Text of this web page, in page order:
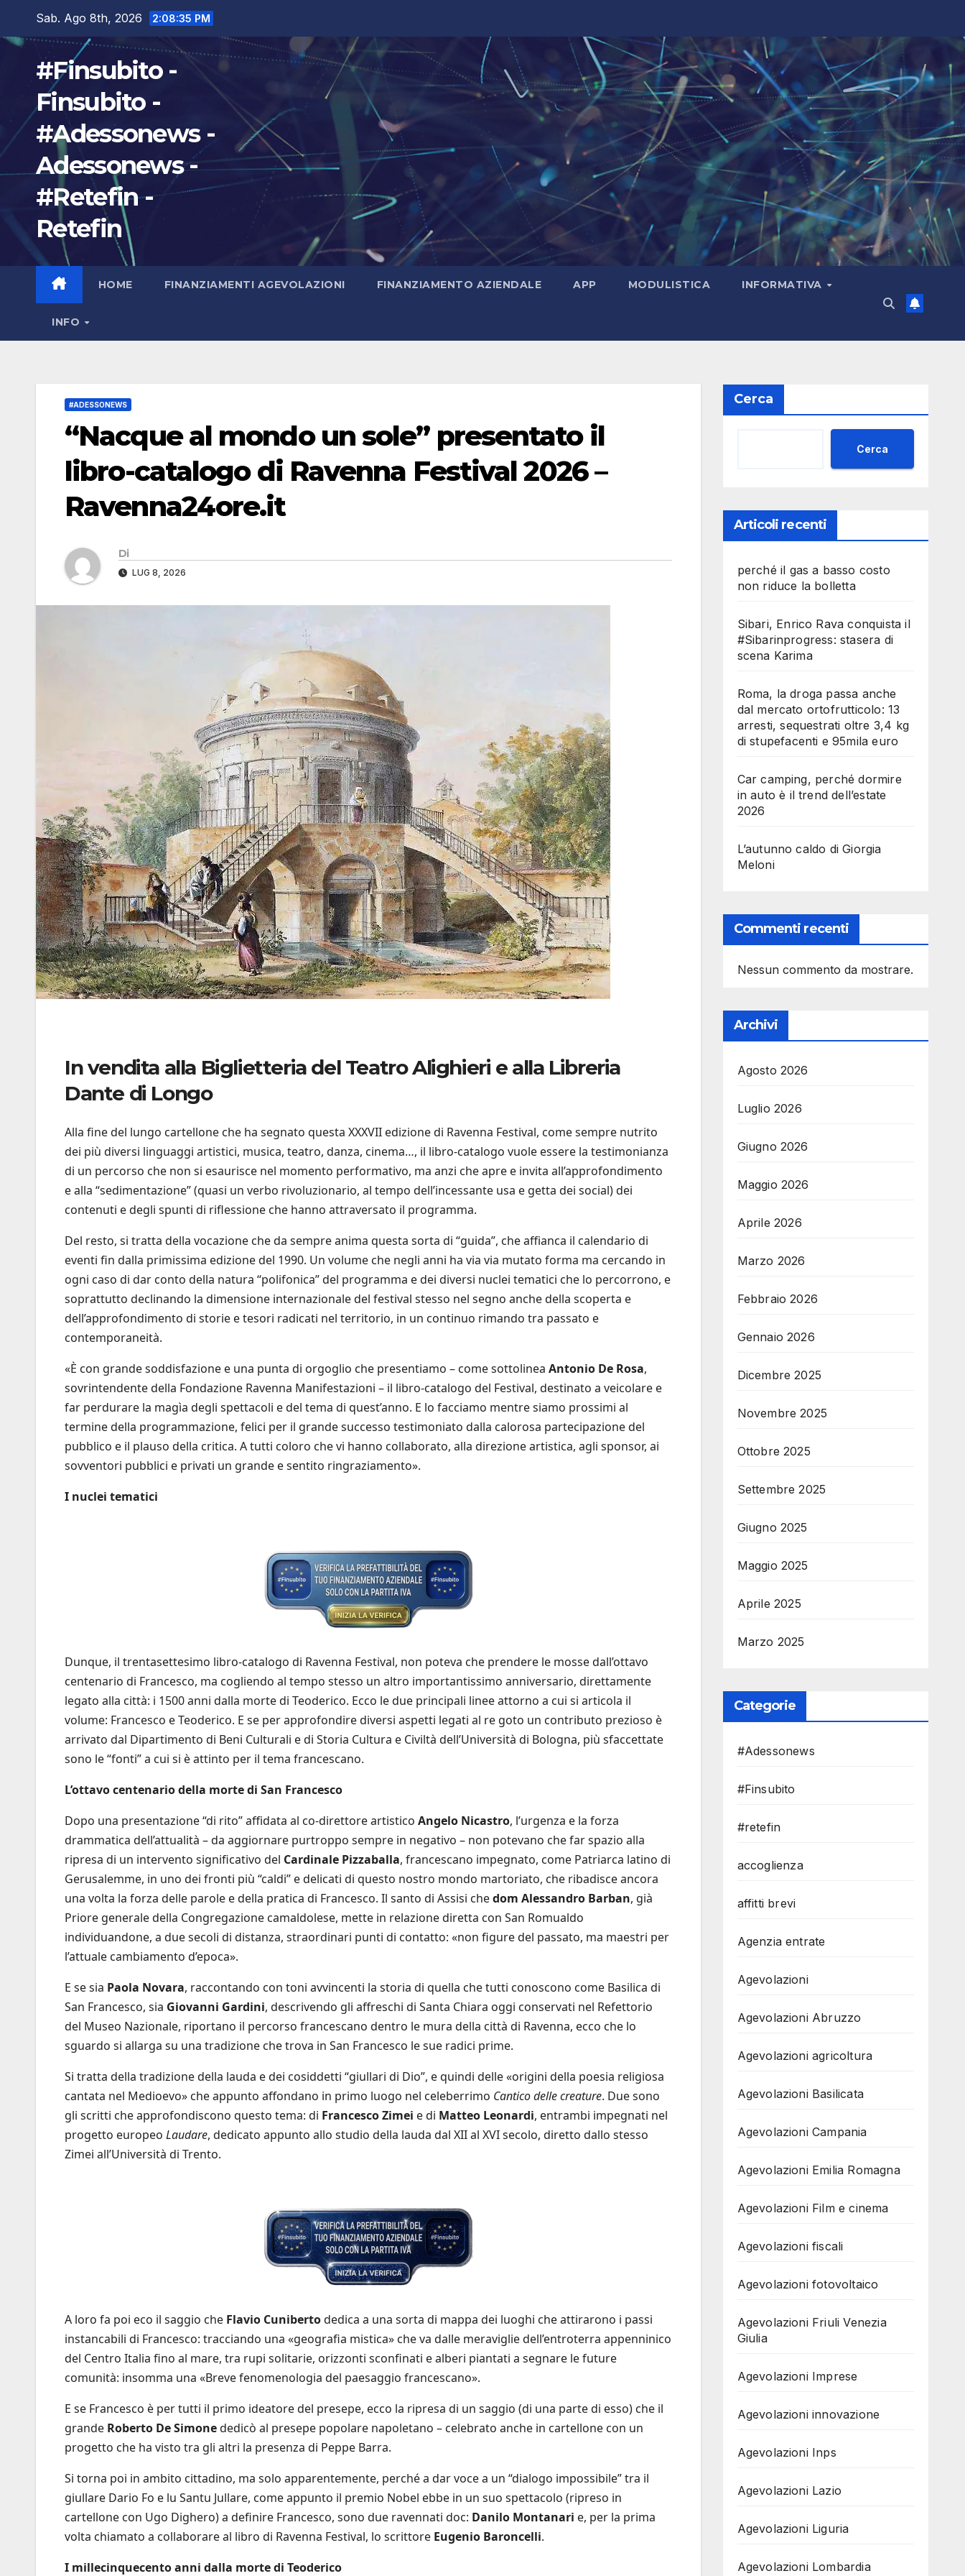
Sab. Ago 8th, 2026 2:08:36 PM
#Finsubito -
Finsubito -
#Adessonews -
Adessonews -
#Retefin -
Retefin
HOME FINANZIAMENTI AGEVOLAZIONI FINANZIAMENTO AZIENDALE APP MODULISTICA INFORMATIVA
INFO
#ADESSONEWS
“Nacque al mondo un sole” presentato il
libro-catalogo di Ravenna Festival 2026 –
Ravenna24ore.it
Di
LUG 8, 2026
In vendita alla Biglietteria del Teatro Alighieri e alla Libreria
Dante di Longo
Alla fine del lungo cartellone che ha segnato questa XXXVII edizione di Ravenna Festival, come sempre nutrito
dei più diversi linguaggi artistici, musica, teatro, danza, cinema…, il libro-catalogo vuole essere la testimonianza
di un percorso che non si esaurisce nel momento performativo, ma anzi che apre e invita all’approfondimento
e alla “sedimentazione” (quasi un verbo rivoluzionario, al tempo dell’incessante usa e getta dei social) dei
contenuti e degli spunti di riflessione che hanno attraversato il programma.
Del resto, si tratta della vocazione che da sempre anima questa sorta di “guida”, che affianca il calendario di
eventi fin dalla primissima edizione del 1990. Un volume che negli anni ha via via mutato forma ma cercando in
ogni caso di dar conto della natura “polifonica” del programma e dei diversi nuclei tematici che lo percorrono, e
soprattutto declinando la dimensione internazionale del festival stesso nel segno anche della scoperta e
dell’approfondimento di storie e tesori radicati nel territorio, in un continuo rimando tra passato e
contemporaneità.
«È con grande soddisfazione e una punta di orgoglio che presentiamo – come sottolinea Antonio De Rosa,
sovrintendente della Fondazione Ravenna Manifestazioni – il libro-catalogo del Festival, destinato a veicolare e
far perdurare la magìa degli spettacoli e del tema di quest’anno. E lo facciamo mentre siamo prossimi al
termine della programmazione, felici per il grande successo testimoniato dalla calorosa partecipazione del
pubblico e il plauso della critica. A tutti coloro che vi hanno collaborato, alla direzione artistica, agli sponsor, ai
sovventori pubblici e privati un grande e sentito ringraziamento».
I nuclei tematici
Dunque, il trentasettesimo libro-catalogo di Ravenna Festival, non poteva che prendere le mosse dall’ottavo
centenario di Francesco, ma cogliendo al tempo stesso un altro importantissimo anniversario, direttamente
legato alla città: i 1500 anni dalla morte di Teoderico. Ecco le due principali linee attorno a cui si articola il
volume: Francesco e Teoderico. E se per approfondire diversi aspetti legati al re goto un contributo prezioso è
arrivato dal Dipartimento di Beni Culturali e di Storia Cultura e Civiltà dell’Università di Bologna, più sfaccettate
sono le “fonti” a cui si è attinto per il tema francescano.
L’ottavo centenario della morte di San Francesco
Dopo una presentazione “di rito” affidata al co-direttore artistico Angelo Nicastro, l’urgenza e la forza
drammatica dell’attualità – da aggiornare purtroppo sempre in negativo – non potevano che far spazio alla
ripresa di un intervento significativo del Cardinale Pizzaballa, francescano impegnato, come Patriarca latino di
Gerusalemme, in uno dei fronti più “caldi” e delicati di questo nostro mondo martoriato, che ribadisce ancora
una volta la forza delle parole e della pratica di Francesco. Il santo di Assisi chedom Alessandro Barban, già
Priore generale della Congregazione camaldolese, mette in relazione diretta con San Romualdo
individuandone, a due secoli di distanza, straordinari punti di contatto: «non figure del passato, ma maestri per
l’attuale cambiamento d’epoca».
E se sia Paola Novara, raccontando con toni avvincenti la storia di quella che tutti conoscono come Basilica di
San Francesco, sia Giovanni Gardini, descrivendo gli affreschi di Santa Chiara oggi conservati nel Refettorio
del Museo Nazionale, riportano il percorso francescano dentro le mura della città di Ravenna, ecco che lo
sguardo si allarga su una tradizione che trova in San Francesco le sue radici prime.
Si tratta della tradizione della lauda e dei cosiddetti “giullari di Dio”, e quindi delle «origini della poesia religiosa
cantata nel Medioevo» che appunto affondano in primo luogo nel celeberrimo Cantico delle creature. Due sono
gli scritti che approfondiscono questo tema: di Francesco Zimei e di Matteo Leonardi, entrambi impegnati nel
progetto europeo Laudare, dedicato appunto allo studio della lauda dal XII al XVI secolo, diretto dallo stesso
Zimei all’Università di Trento.
A loro fa poi eco il saggio che Flavio Cunibertodedica a una sorta di mappa dei luoghi che attirarono i passi
instancabili di Francesco: tracciando una «geografia mistica» che va dalle meraviglie dell’entroterra appenninico
del Centro Italia fino al mare, tra rupi solitarie, orizzonti sconfinati e alberi piantati a segnare le future
comunità: insomma una «Breve fenomenologia del paesaggio francescano».
E se Francesco è per tutti il primo ideatore del presepe, ecco la ripresa di un saggio (di una parte di esso) che il
grande Roberto De Simonededicò al presepe popolare napoletano – celebrato anche in cartellone con un
progetto che ha visto tra gli altri la presenza di Peppe Barra.
Si torna poi in ambito cittadino, ma solo apparentemente, perché a dar voce a un “dialogo impossibile” tra il
giullare Dario Fo e lu Santu Jullare, come appunto il premio Nobel ebbe in un suo spettacolo (ripreso in
cartellone con Ugo Dighero) a definire Francesco, sono due ravennati doc: Danilo Montanari e, per la prima
volta chiamato a collaborare al libro di Ravenna Festival, lo scrittore Eugenio Baroncelli.
I millecinquecento anni dalla morte di Teoderico
Cerca
Cerca
Articoli recenti
perché il gas a basso costo
non riduce la bolletta
Sibari, Enrico Rava conquista il
#Sibarinprogress: stasera di
scena Karima
Roma, la droga passa anche
dal mercato ortofrutticolo: 13
arresti, sequestrati oltre 3,4 kg
di stupefacenti e 95mila euro
Car camping, perché dormire
in auto è il trend dell’estate
2026
L’autunno caldo di Giorgia
Meloni
Commenti recenti
Nessun commento da mostrare.
Archivi
Agosto 2026
Luglio 2026
Giugno 2026
Maggio 2026
Aprile 2026
Marzo 2026
Febbraio 2026
Gennaio 2026
Dicembre 2025
Novembre 2025
Ottobre 2025
Settembre 2025
Giugno 2025
Maggio 2025
Aprile 2025
Marzo 2025
Categorie
#Adessonews
#Finsubito
#retefin
accoglienza
affitti brevi
Agenzia entrate
Agevolazioni
Agevolazioni Abruzzo
Agevolazioni agricoltura
Agevolazioni Basilicata
Agevolazioni Campania
Agevolazioni Emilia Romagna
Agevolazioni Film e cinema
Agevolazioni fiscali
Agevolazioni fotovoltaico
Agevolazioni Friuli Venezia
Giulia
Agevolazioni Imprese
Agevolazioni innovazione
Agevolazioni Inps
Agevolazioni Lazio
Agevolazioni Liguria
Agevolazioni Lombardia